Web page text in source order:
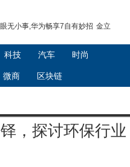
无小事,华为畅享7自有妙招 金立
科技 汽车 时尚
微商 区块链
，探讨环保行业